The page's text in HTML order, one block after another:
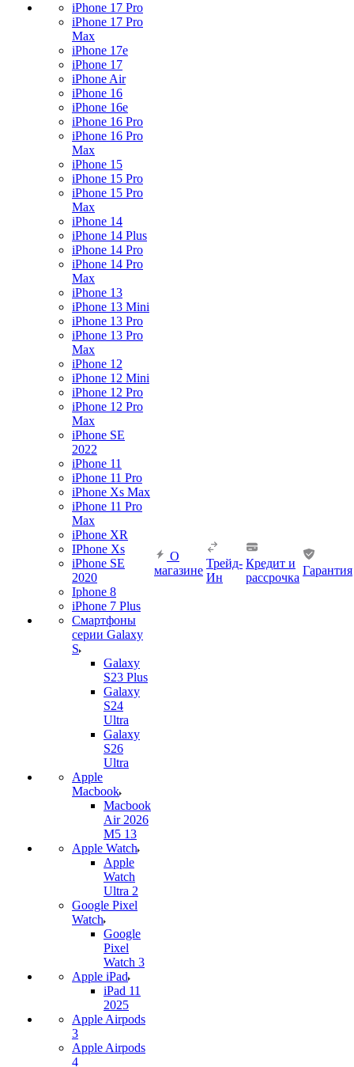
iPhone 17 Pro
iPhone 17 Pro
Max
iPhone 17e
iPhone 17
iPhone Air
iPhone 16
iPhone 16e
iPhone 16 Pro
iPhone 16 Pro
Max
iPhone 15
iPhone 15 Pro
iPhone 15 Pro
Max
iPhone 14
iPhone 14 Plus
iPhone 14 Pro
iPhone 14 Pro
Max
iPhone 13
iPhone 13 Mini
iPhone 13 Pro
iPhone 13 Pro
Max
iPhone 12
iPhone 12 Mini
iPhone 12 Pro
iPhone 12 Pro
Max
iPhone SE
2022
iPhone 11
iPhone 11 Pro
iPhone Xs Max
iPhone 11 Pro
Max
iPhone XR
IPhone Xs
iPhone SE
2020
Iphone 8
iPhone 7 Plus
Смартфоны
серии Galaxy
S
Galaxy
S23 Plus
Galaxy
S24
Ultra
Galaxy
S26
Ultra
Apple
Macbook
Macbook
Air 2026
M5 13
Apple Watch
Apple
Watch
Ultra 2
Google Pixel
Watch
Google
Pixel
Watch 3
Apple iPad
iPad 11
2025
Apple Airpods
3
Apple Airpods
4
О
магазине
Трейд-
Ин
Кредит и
рассрочка
Гарантия